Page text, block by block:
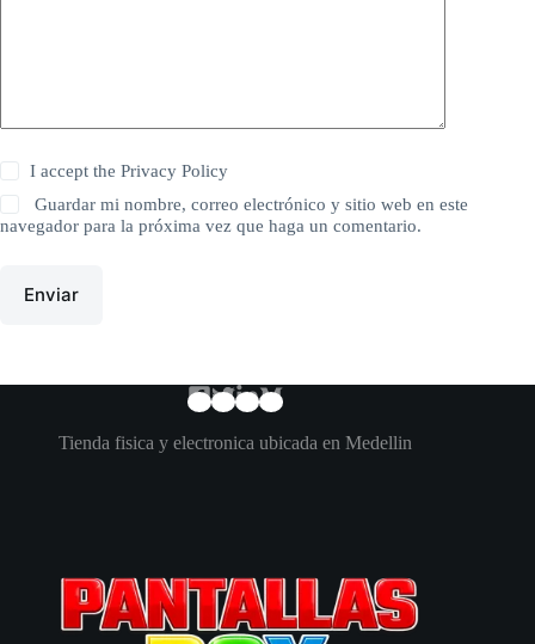
I accept thePrivacy Policy
Guardar mi nombre, correo electrónico y sitio web en este
navegador para la próxima vez que haga un comentario.
Enviar
Tienda fisica y electronica ubicada en Medellin